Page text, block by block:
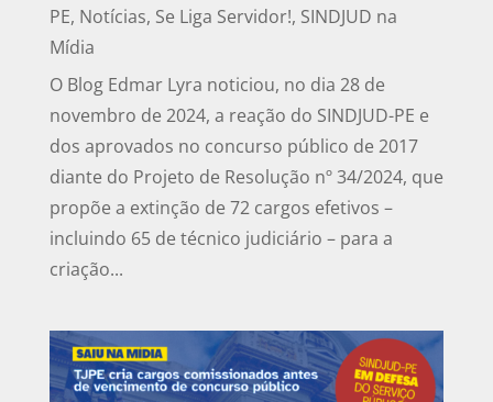
PE, Notícias, Se Liga Servidor!, SINDJUD na
Mídia
O Blog Edmar Lyra noticiou, no dia 28 de
novembro de 2024, a reação do SINDJUD-PE e
dos aprovados no concurso público de 2017
diante do Projeto de Resolução nº 34/2024, que
propõe a extinção de 72 cargos efetivos –
incluindo 65 de técnico judiciário – para a
criação...